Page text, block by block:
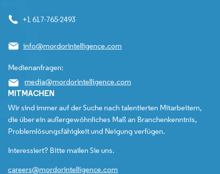
+1 617-765-2493
info@mordorintelligence.com
Medienanfragen:
media@mordorintelligence.com
MITMACHEN
Wir sind immer auf der Suche nach talentierten Mitarbeitern,
die über ein außergewöhnliches Maß an Branchenkenntnis,
Problemlösungsfähigkeit und Neigung verfügen.
Interessiert? Bitte mailen Sie uns.
careers@mordorintelligence.com